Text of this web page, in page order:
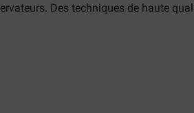
Des techniques de haute